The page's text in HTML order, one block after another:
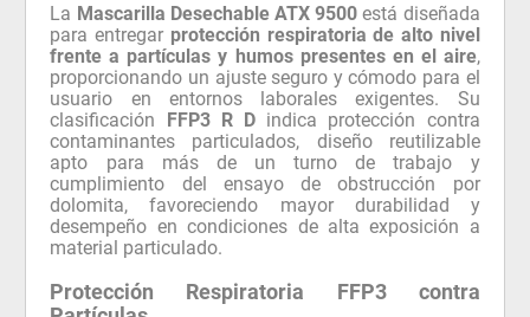
La Mascarilla Desechable ATX 9500 está diseñada
para entregar protección respiratoria de alto nivel
frente a partículas y humos presentes en el aire,
proporcionando un ajuste seguro y cómodo para el
usuario en entornos laborales exigentes. Su
clasificación FFP3 R D indica protección contra
contaminantes particulados, diseño reutilizable
apto para más de un turno de trabajo y
cumplimiento del ensayo de obstrucción por
dolomita, favoreciendo mayor durabilidad y
desempeño en condiciones de alta exposición a
material particulado.
Protección Respiratoria FFP3 contra